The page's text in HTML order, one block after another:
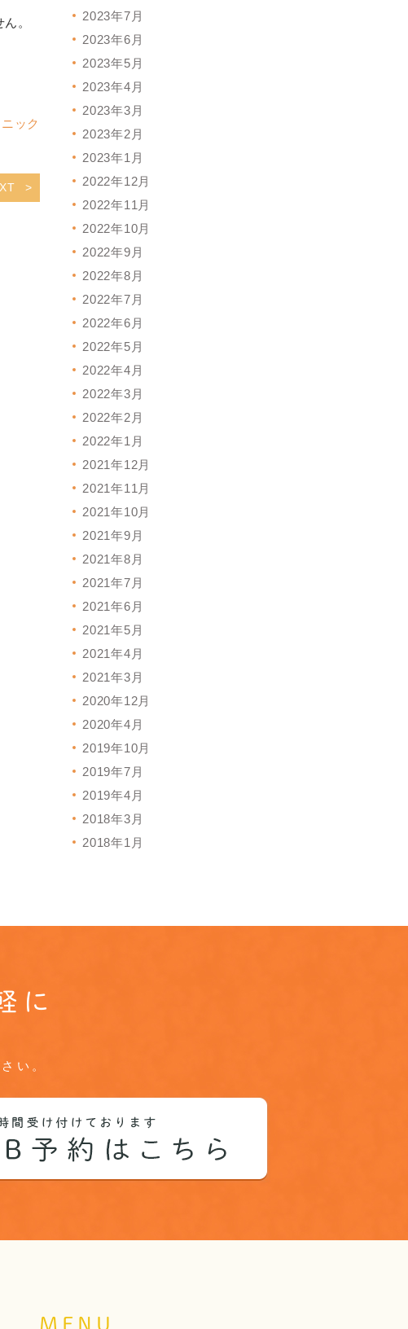
。
ック
2023年7月
2023年6月
2023年5月
2023年4月
2023年3月
2023年2月
2023年1月
2022年12月
2022年11月
2022年10月
2022年9月
2022年8月
2022年7月
2022年6月
2022年5月
2022年4月
2022年3月
2022年2月
2022年1月
2021年12月
2021年11月
2021年10月
2021年9月
2021年8月
2021年7月
2021年6月
2021年5月
2021年4月
2021年3月
2020年12月
2020年4月
2019年10月
2019年7月
2019年4月
2018年3月
2018年1月
に
い。
MENU